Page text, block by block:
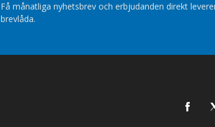
Få månatliga nyhetsbrev och erbjudanden direkt
brevlåda.